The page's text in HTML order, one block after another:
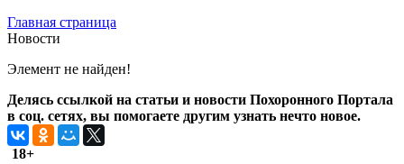
Главная страница
Новости
Элемент не найден!
Делясь ссылкой на статьи и новости Похоронного Портала
в соц. сетях, вы помогаете другим узнать нечто новое.
18+